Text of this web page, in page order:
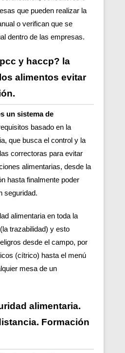
que pueden realizar la
o verifican que se
dentro de las empresas.
y haccp? la
alimentos evitar
un sistema de
basado en la
que busca el control y la
correctoras para evitar
alimentarias, desde la
hasta finalmente poder
seguridad.
alimentaria en toda la
trazabilidad) y esto
desde el campo, por
(cítrico) hasta el menú
mesa de un
alimentaria.
Formación